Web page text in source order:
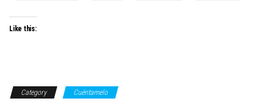
Like this:
Category Cuéntamelo